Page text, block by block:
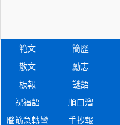
範文 簡歷
散文
勵志
板報
謎語
祝福語
順口溜
腦筋急轉彎
手抄報